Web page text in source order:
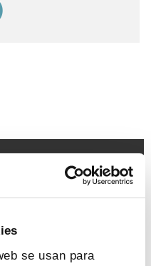
se usan para
clínicos Farmaindustria
Pacientes